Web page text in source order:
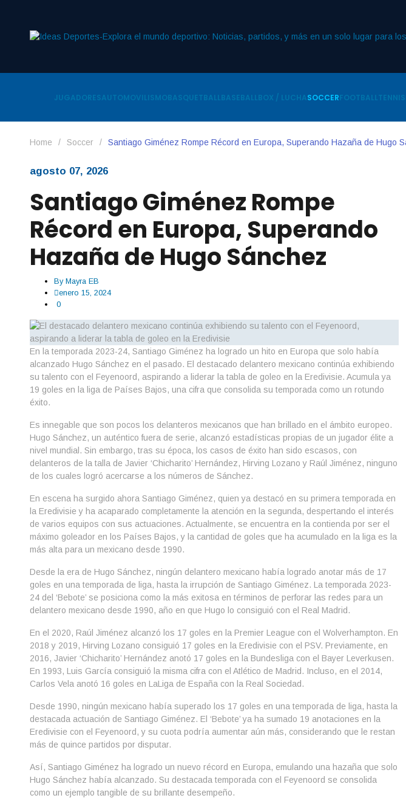
JUGADORESAUTOMOVILISMOBASQUETBALLBASEBALLBOX / LUCHASOCCERFOOTBALLTENNIS
Home / Soccer / Santiago Giménez Rompe Récord en Europa, Superando Hazaña de Hugo
agosto 07, 2026
Santiago Giménez Rompe
Récord en Europa, Superando
Hazaña de Hugo Sánchez
By Mayra EB
enero 15, 2024
0
En la temporada 2023-24, Santiago Giménez ha logrado un hito en Europa que solo había
alcanzado Hugo Sánchez en el pasado. El destacado delantero mexicano continúa exhibiendo
su talento con el Feyenoord, aspirando a liderar la tabla de goleo en la Eredivisie. Acumula ya
19 goles en la liga de Países Bajos, una cifra que consolida su temporada como un rotundo
éxito.
Es innegable que son pocos los delanteros mexicanos que han brillado en el ámbito europeo.
Hugo Sánchez, un auténtico fuera de serie, alcanzó estadísticas propias de un jugador élite a
nivel mundial. Sin embargo, tras su época, los casos de éxito han sido escasos, con
delanteros de la talla de Javier ‘Chicharito’ Hernández, Hirving Lozano y Raúl Jiménez, ninguno
de los cuales logró acercarse a los números de Sánchez.
En escena ha surgido ahora Santiago Giménez, quien ya destacó en su primera temporada en
la Eredivisie y ha acaparado completamente la atención en la segunda, despertando el interés
de varios equipos con sus actuaciones. Actualmente, se encuentra en la contienda por ser el
máximo goleador en los Países Bajos, y la cantidad de goles que ha acumulado en la liga es la
más alta para un mexicano desde 1990.
Desde la era de Hugo Sánchez, ningún delantero mexicano había logrado anotar más de 17
goles en una temporada de liga, hasta la irrupción de Santiago Giménez. La temporada 2023-
24 del ‘Bebote’ se posiciona como la más exitosa en términos de perforar las redes para un
delantero mexicano desde 1990, año en que Hugo lo consiguió con el Real Madrid.
En el 2020, Raúl Jiménez alcanzó los 17 goles en la Premier League con el Wolverhampton. En
2018 y 2019, Hirving Lozano consiguió 17 goles en la Eredivisie con el PSV. Previamente, en
2016, Javier ‘Chicharito’ Hernández anotó 17 goles en la Bundesliga con el Bayer Leverkusen.
En 1993, Luis García consiguió la misma cifra con el Atlético de Madrid. Incluso, en el 2014,
Carlos Vela anotó 16 goles en LaLiga de España con la Real Sociedad.
Desde 1990, ningún mexicano había superado los 17 goles en una temporada de liga, hasta la
destacada actuación de Santiago Giménez. El ‘Bebote’ ya ha sumado 19 anotaciones en la
Eredivisie con el Feyenoord, y su cuota podría aumentar aún más, considerando que le restan
más de quince partidos por disputar.
Así, Santiago Giménez ha logrado un nuevo récord en Europa, emulando una hazaña que solo
Hugo Sánchez había alcanzado. Su destacada temporada con el Feyenoord se consolida
como un ejemplo tangible de su brillante desempeño.